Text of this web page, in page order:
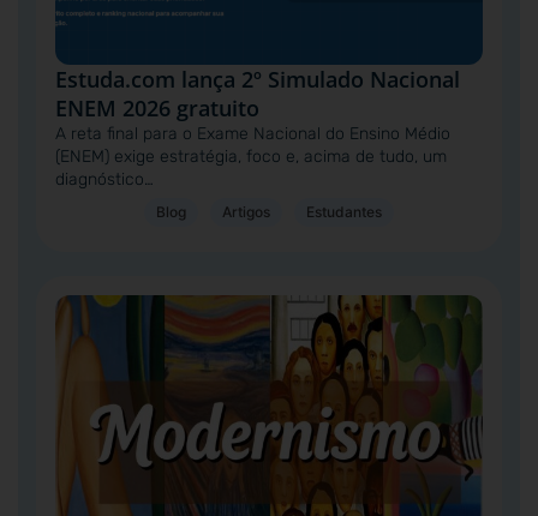
Estuda.com lança 2º Simulado Nacional
ENEM 2026 gratuito
A reta final para o Exame Nacional do Ensino Médio
(ENEM) exige estratégia, foco e, acima de tudo, um
diagnóstico…
Blog Artigos Estudantes